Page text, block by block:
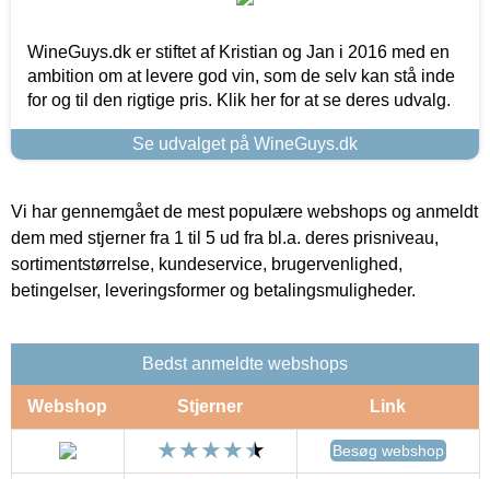
WineGuys.dk er stiftet af Kristian og Jan i 2016 med en
ambition om at levere god vin, som de selv kan stå inde
for og til den rigtige pris. Klik her for at se deres udvalg.
Se udvalget på WineGuys.dk
Vi har gennemgået de mest populære webshops og anmeldt
dem med stjerner fra 1 til 5 ud fra bl.a. deres prisniveau,
sortimentstørrelse, kundeservice, brugervenlighed,
betingelser, leveringsformer og betalingsmuligheder.
Bedst anmeldte webshops
Webshop Stjerner Link
Besøg webshop